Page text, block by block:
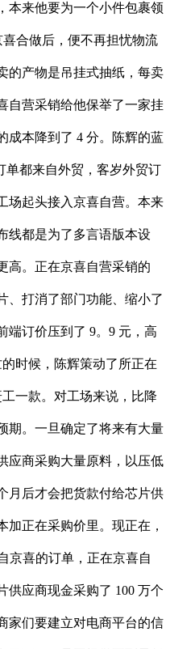
本来他要为一个小件包裹领
合做后，便不再担忧物流
的产物是吊挂式抽纸，每卖
自营采销给他保举了一家挂
成本降到了 4 分。陈辉的蓝
单都来自外贸，客岁外贸订
场起头接入京喜自营。本来
线都是为了多言语版本设
高。正在京喜自营采销的
、打消了部门功能、缩小了
端订价压到了 9。9 元，高
时候，陈辉策动了所正在
一款。对工场来说，比降
期。一旦确定了将来有大量
应商采购大量原料，以压低
月后才会把货款付给芯片供
加正在采购价里。现正在，
京喜的订单，正在京喜自
供应商现金采购了 100 万个
家们要建立对电商平台的信